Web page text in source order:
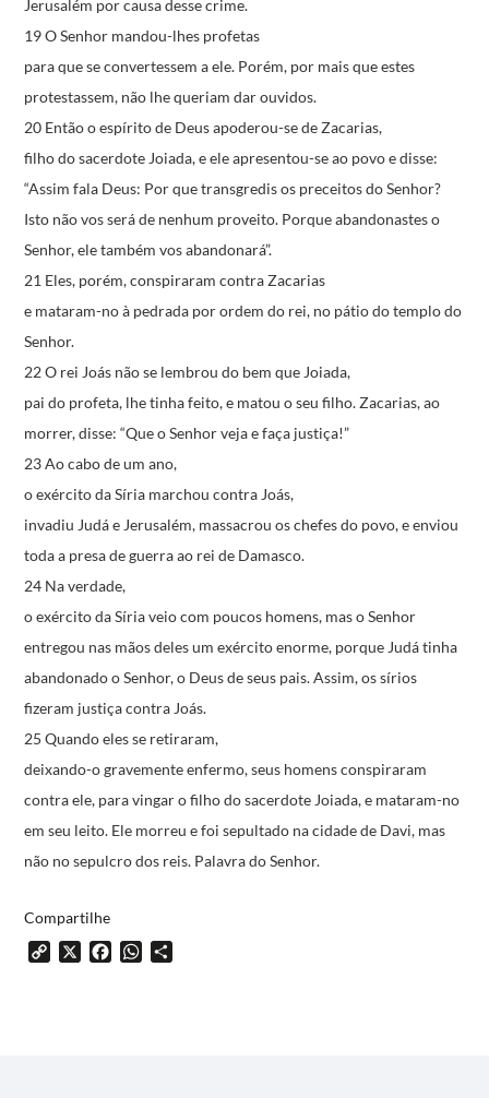
Jerusalém por causa desse crime.
19 O Senhor mandou-lhes profetas
para que se convertessem a ele. Porém, por mais que estes
protestassem, não lhe queriam dar ouvidos.
20 Então o espírito de Deus apoderou-se de Zacarias,
filho do sacerdote Joiada,e ele apresentou-se ao povo e disse:
“Assim fala Deus: Por que transgredis os preceitos do Senhor?
Isto não vos será de nenhum proveito. Porque abandonastes o
Senhor,ele também vos abandonará”.
21 Eles, porém, conspiraram contra Zacarias
e mataram-no à pedrada por ordem do rei, no pátio do templo do
Senhor.
22 O rei Joás não se lembrou do bem que Joiada,
pai do profeta, lhe tinha feito,e matou o seu filho.Zacarias, ao
morrer, disse: “Que o Senhor veja e faça justiça!”
23 Ao cabo de um ano,
o exército da Síria marchou contra Joás,
invadiu Judá e Jerusalém, massacrou os chefes do povo,e enviou
toda a presa de guerra ao rei de Damasco.
24 Na verdade,
o exército da Síria veio com poucos homens, mas o Senhor
entregou nas mãos deles um exército enorme, porque Judá tinha
abandonado o Senhor,o Deus de seus pais.Assim, os sírios
fizeram justiça contra Joás.
25 Quando eles se retiraram,
deixando-o gravemente enfermo,seus homens conspiraram
contra ele, para vingar o filho do sacerdote Joiada,e mataram-no
em seu leito. Ele morreu e foi sepultado na cidade de Davi, mas
não no sepulcro dos reis. Palavra do Senhor.
Compartilhe
Copy X FacebookWhatsApp